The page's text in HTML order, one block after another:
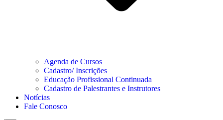
Agenda de Cursos
Cadastro/ Inscrições
Educação Profissional Continuada
Cadastro de Palestrantes e Instrutores
Notícias
Fale Conosco